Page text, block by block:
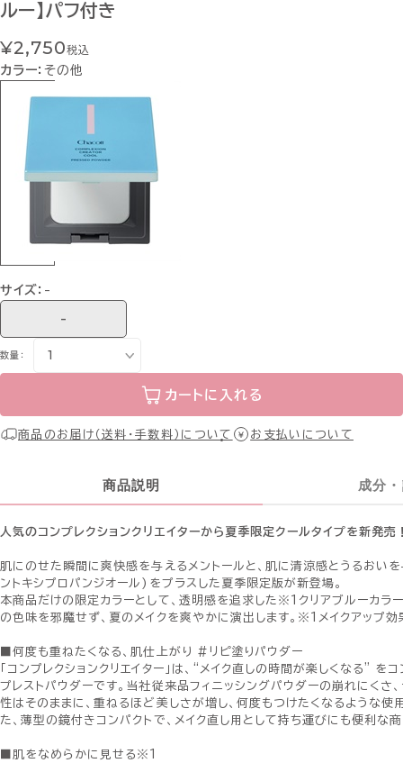
ルー】パフ付き
¥2,750税込
カラー：その他
サイズ： -
-
数量：
カートに入れる
商品のお届け（送料・手数料）について お支払いについて
商品説明 成分
人気のコンプレクションクリエイターから夏季限定クールタイプを新発売
肌にのせた瞬間に爽快感を与えるメントールと、肌に清涼感とうるおい
ントキシプロパンジオール)をプラスした夏季限定版が新登場。
本商品だけの限定カラーとして、透明感を追求した※1クリアブルーカラー
の色味を邪魔せず、夏のメイクを爽やかに演出します。※1メイクアップ効
■何度も重ねたくなる、肌仕上がり #リピ塗りパウダー
「コンプレクションクリエイター」は、“メイク直しの時間が楽しくなる” を
プレストパウダーです。当社従来品フィニッシングパウダーの崩れにくさ
性はそのままに、重ねるほど美しさが増し、何度もつけたくなるような使
た、薄型の鏡付きコンパクトで、メイク直し用として持ち運びにも便利な
■肌をなめらかに見せる※1